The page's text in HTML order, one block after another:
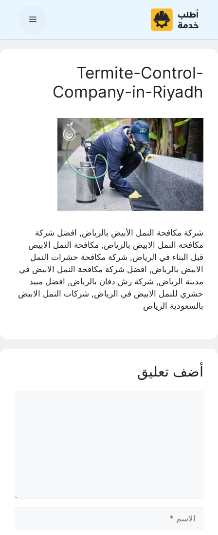
المحتوى
القائمة
Termite-Control-
Company-in-Riyadh
شركة مكافحة النمل الأبيض بالرياض, افضل شركة
مكافحة النمل الابيض بالرياض, مكافحة النمل الابيض
قبل البناء في الرياض, شركة مكافحة حشرات النمل
الابيض بالرياض, افضل شركة مكافحة النمل الابيض في
مدينة الرياض, شركة رش دفان بالرياض, افضل مبيد
حشري للنمل الابيض في الرياض, شركات النمل الابيض
بالسعودية الرياض
أضف تعليق
الاسم